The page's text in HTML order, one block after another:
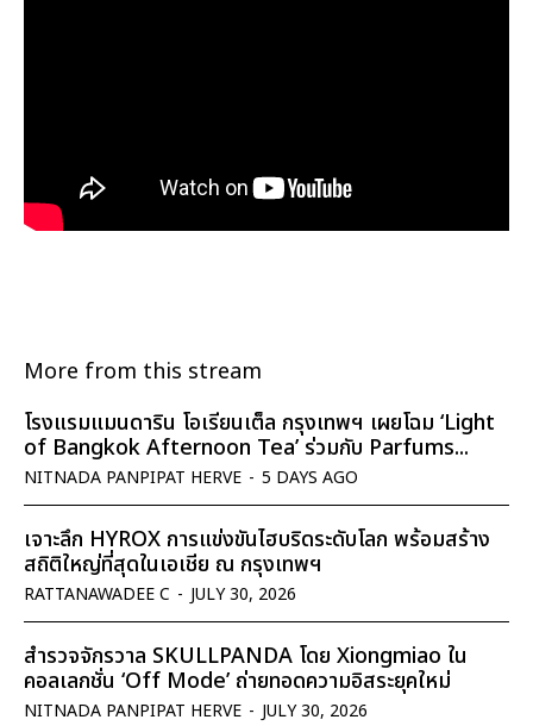
More from this stream
โรงแรมแมนดาริน โอเรียนเต็ล กรุงเทพฯ เผยโฉม ‘Light
of Bangkok Afternoon Tea’ ร่วมกับ Parfums...
NITNADA PANPIPAT HERVE - 5 DAYS AGO
เจาะลึก HYROX การแข่งขันไฮบริดระดับโลก พร้อมสร้าง
สถิติใหญ่ที่สุดในเอเชีย ณ กรุงเทพฯ
RATTANAWADEE C - JULY 30, 2026
สำรวจจักรวาล SKULLPANDA โดย Xiongmiao ใน
คอลเลกชั่น ‘Off Mode’ ถ่ายทอดความอิสระยุคใหม่
NITNADA PANPIPAT HERVE - JULY 30, 2026